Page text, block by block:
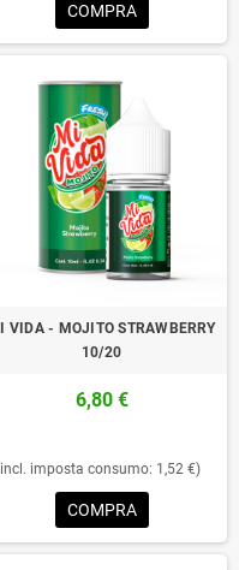
COMPRA
VIDA - MOJITO STRAWBERRY
10/20
6,80 €
imposta consumo: 1,52 €)
COMPRA